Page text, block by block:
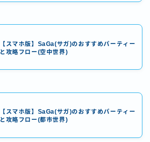
【スマホ版】SaGa(サガ)のおすすめパーティー
と攻略フロー(空中世界)
【スマホ版】SaGa(サガ)のおすすめパーティー
と攻略フロー(都市世界)